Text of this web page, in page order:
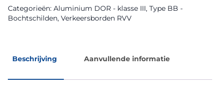
Categorieën: Aluminium DOR - klasse III, Type BB -
Bochtschilden, Verkeersborden RVV
Beschrijving Aanvullende informatie